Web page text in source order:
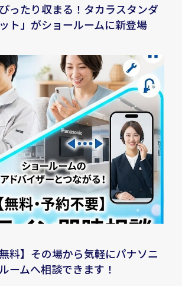
ったり収まる！タカラスタンダ
ト」がショールームに新登場
料】その場から気軽にパナソニ
ームへ相談できます！